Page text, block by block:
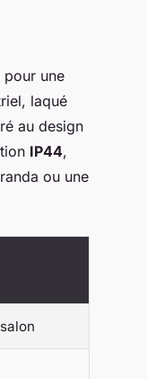
pour une
laqué
au design
IP44,
ou une